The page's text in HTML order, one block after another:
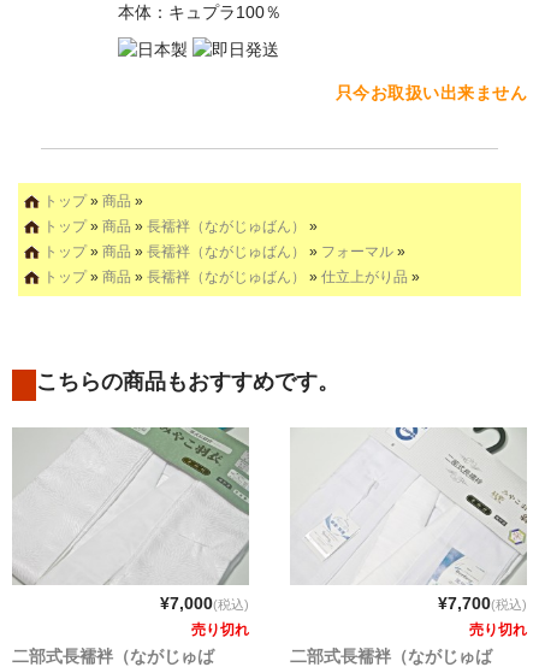
本体：キュプラ100％
只今お取扱い出来ません
トップ» 商品 »
トップ» 商品 » 長襦袢（ながじゅばん）
»
トップ» 商品 » 長襦袢（ながじゅばん） » フォーマル »
トップ» 商品 » 長襦袢（ながじゅばん） » 仕立上がり品 »
こちらの商品もおすすめです。
¥7,000(税込)
売り切れ
二部式長襦袢（ながじゅば
¥7,700(税込)
売り切れ
二部式長襦袢（ながじゅば